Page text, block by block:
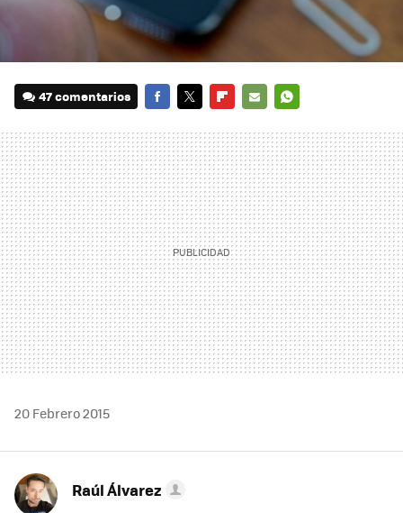
47 comentarios
MAIL
20 Febrero 2015
Raúl Álvarez